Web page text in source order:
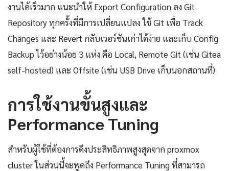
งานได้เร็วมาก แนะนำให้ Export Configuration ลง Git
Repository ทุกครั้งที่มีการเปลี่ยนแปลง ใช้ Git เพื่อ Track
Changes และ Revert กลับเวอร์ชันเก่าได้ง่าย และเก็บ Config
Backup ไว้อย่างน้อย 3 แห่ง คือ Local, Remote Git (เช่น Gitea
self-hosted) และ Offsite (เช่น USB Drive เก็บนอกสถานที่)
การใช้งานขั้นสูงและ
Performance Tuning
สำหรับผู้ใช้ที่ต้องการดึงประสิทธิภาพสูงสุดจาก proxmox
cluster ในส่วนนี้จะพูดถึง Performance Tuning ที่สามารถ